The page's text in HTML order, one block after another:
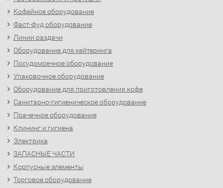
Кофейное оборудование
Фаст-фуд оборудование
Линии раздачи
Оборудование для кейтеринга
Посудомоечное оборудование
Упаковочное оборудование
Оборудование для приготовления кофе
Санитарно-гигиеническое оборудование
Прачечное оборудование
Клининг и гигиена
Электрика
ЗАПАСНЫЕ ЧАСТИ
Корпусные элементы
Торговое оборудование